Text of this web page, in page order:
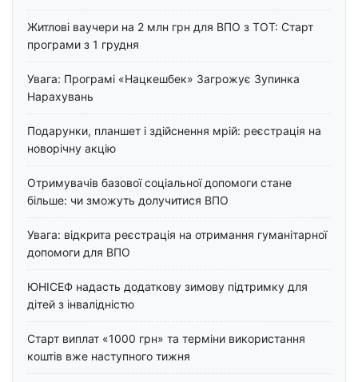
Житлові ваучери на 2 млн грн для ВПО з ТОТ: Старт
програми з 1 грудня
Увага: Програмі «Нацкешбек» Загрожує Зупинка
Нарахувань
Подарунки, планшет і здійснення мрій: реєстрація на
новорічну акцію
Отримувачів базової соціальної допомоги стане
більше: чи зможуть долучитися ВПО
Увага: відкрита реєстрація на отримання гуманітарної
допомоги для ВПО
ЮНІСЕФ надасть додаткову зимову підтримку для
дітей з інвалідністю
Старт виплат «1000 грн» та терміни використання
коштів вже наступного тижня